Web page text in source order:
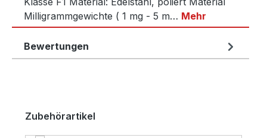
Milligrammgewichte ( 1 mg - 5 m… Mehr
Bewertungen
Produktgalerie überspringen
Zubehörartikel